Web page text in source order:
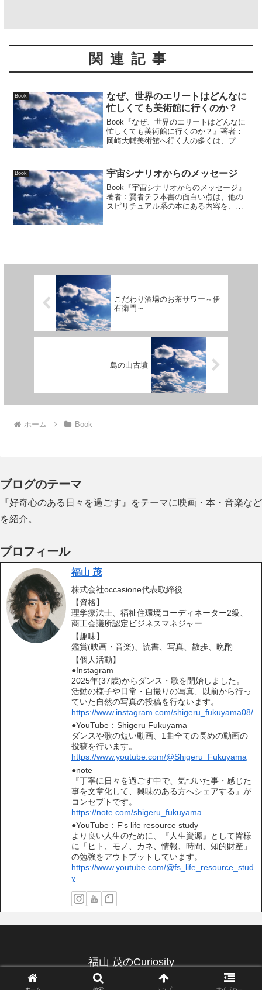
関連記事
Book
なぜ、世界のエリートはどんなに
忙しくても美術館に行くのか？
Book『なぜ、世界のエリートはどんなに
忙しくても美術館に行くのか？』著者：
岡崎大輔美術館へ行く人の多くは、プロ
Book 宇宙シナリオからのメッセージ
Book『宇宙シナリオからのメッセージ』
著者：賢者テラ本書の面白い点は、他の
スピリチュアル系の本にある内容を、冷
こだわり酒場のお茶サワー～伊
右衛門～
島の山古墳
ホーム Book
ブログのテーマ
『好奇心のある日々を過ごす』をテーマに映画・本・音楽など
を紹介。
プロフィール
福山 茂
株式会社occasione代表取締役
【資格】
理学療法士、福祉住環境コーディネーター2級、
商工会議所認定ビジネスマネジャー
【趣味】
鑑賞(映画・音楽)、読書、写真、散歩、晩酌
【個人活動】
●Instagram
2025年(37歳)からダンス・歌を開始しました。
活動の様子や日常・自撮りの写真、以前から行っ
ていた自然の写真の投稿を行ないます。
https://www.instagram.com/shigeru_fukuyama08/
●YouTube：Shigeru Fukuyama
ダンスや歌の短い動画、1曲全ての長めの動画の
投稿を行います。
https://www.youtube.com/@Shigeru_Fukuyama
●note
『丁寧に日々を過ごす中で、気づいた事・感じた
事を文章化して、興味のある方へシェアする』が
コンセプトです。
https://note.com/shigeru_fukuyama
●YouTube：F's life resource study
より良い人生のために、『人生資源』として皆様
に「ヒト、モノ、カネ、情報、時間、知的財産」
の勉強をアウトプットしています。
https://www.youtube.com/@fs_life_resource_stud
y
福山 茂のCuriosity
© 2019 福山 茂のCuriosity.